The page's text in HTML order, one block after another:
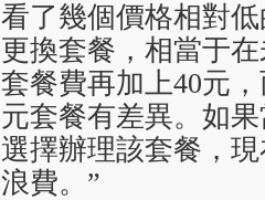
看了幾個價格相對
更換套餐，相當于
套餐費再加上40元
元套餐有差異。如
選擇辦理該套餐，
浪費。”